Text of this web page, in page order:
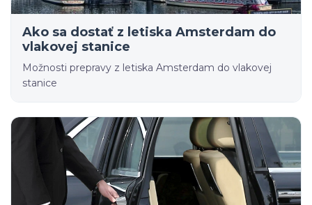
Ako sa dostať z letiska Amsterdam do
vlakovej stanice
Možnosti prepravy z letiska Amsterdam do vlakovej
stanice